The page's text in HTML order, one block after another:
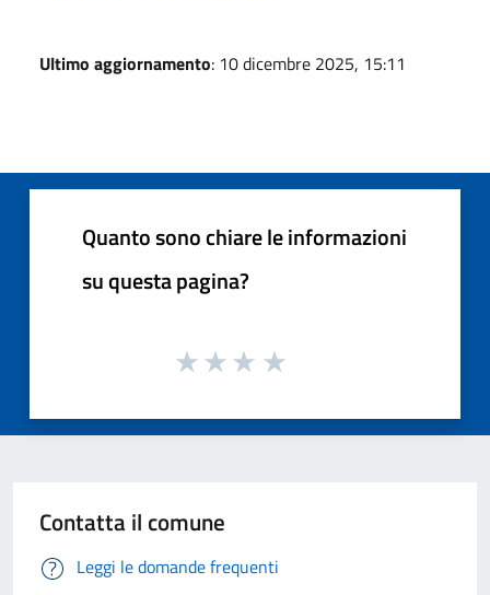
Ultimo aggiornamento: 10 dicembre 2025, 15:11
Quanto sono chiare le informazioni
su questa pagina?
Contatta il comune
Leggi le domande frequenti